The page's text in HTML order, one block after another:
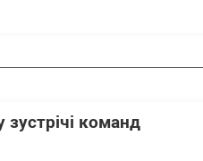
команд